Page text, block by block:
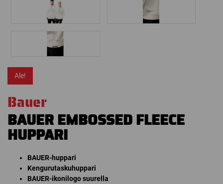
Ale!
Bauer
BAUER EMBOSSED FLEECE
HUPPARI
BAUER-huppari
Kengurutaskuhuppari
BAUER-ikonilogo suurella